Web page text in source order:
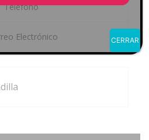
Teléfono
Electrónico CERRAR